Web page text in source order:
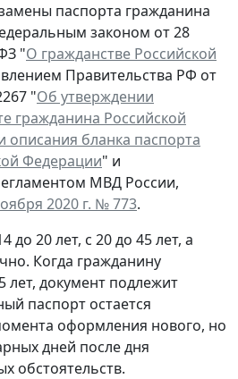
паспорта гражданина
законом от 28
"О гражданстве Российской
Правительства РФ от
"Об утверждении
гражданина Российской
бланка паспорта
Федерации" и
МВД России,
2020 г. № 773.
до 20 лет, с 20 до 45 лет, а
Когда гражданину
лет, документ подлежит
паспорт остается
оформления нового, но
дней после дня
обстоятельств.